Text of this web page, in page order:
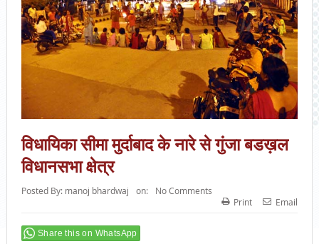
विधायिका सीमा मुर्दाबाद के नारे से गुंजा बडख़ल
विधानसभा क्षेत्र
Posted By: manoj bhardwaj on:
No Comments
Print
Email
Share this on WhatsApp